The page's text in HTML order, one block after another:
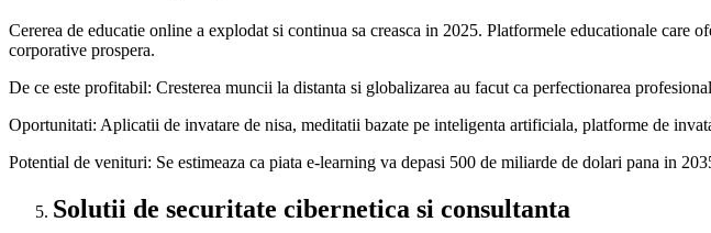
Cererea de educatie online a explodat si continua sa creasca in 2025. Platformele educationale
corporative prospera.
De ce este profitabil: Cresterea muncii la distanta si globalizarea au facut ca perfectionarea
Oportunitati: Aplicatii de invatare de nisa, meditatii bazate pe inteligenta artificiala, platforme de
Potential de venituri: Se estimeaza ca piata e-learning va depasi 500 de miliarde de dolari pana in
Solutii de securitate cibernetica si consultanta